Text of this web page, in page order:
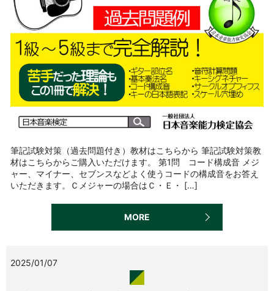
筆記試験対策（過去問題付き）教材はこちらから 筆記試験対策教
材はこちらからご購入いただけます。 第1問 コード構成音 メジ
ャー、マイナー、セブンスなどよく使うコードの構成音をお答え
いただきます。Ｃメジャーの場合はＣ・Ｅ・ […]
MORE
2025/01/07